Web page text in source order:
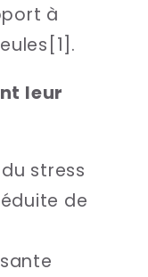
à
leur
stress
de